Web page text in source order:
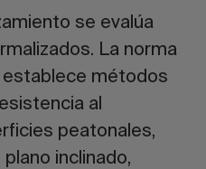
se evalúa
La norma
establece métodos
al
peatonales,
inclinado,